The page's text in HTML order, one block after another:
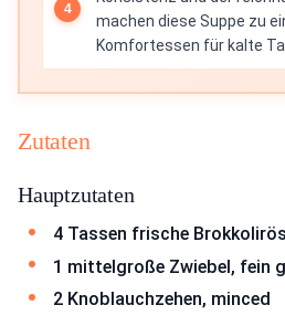
machen diese Suppe zu
Komfortessen für kalte
Zutaten
Hauptzutaten
4 Tassen frische
1 mittelgroße Zwiebel, fein
2 Knoblauchzehen, minced